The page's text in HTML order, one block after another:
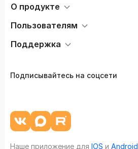
О продукте
Пользователям
Поддержка
Подписывайтесь на соцсети
Наше приложение для IOS и Android